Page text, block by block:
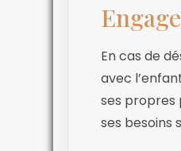
En cas de
avec
ses propres
ses besoins